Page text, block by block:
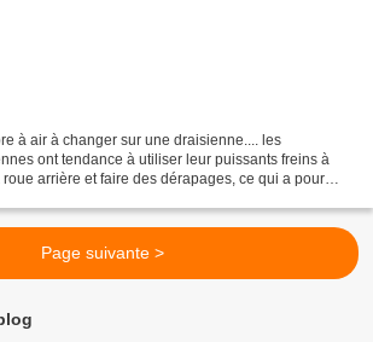
à air à changer sur une draisienne.... les
ont tendance à utiliser leur puissants freins à
arrière et faire des dérapages, ce qui a pour
Page suivante >